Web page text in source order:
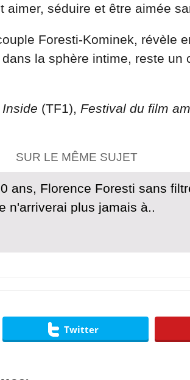
aimer, séduire et être aimée
Foresti-Kominek, révèle
la sphère intime, reste un
(TF1), Festival du film
SUR LE MÊME SUJET
ans, Florence Foresti sans
n'arriverai plus jamais à..
Twitter